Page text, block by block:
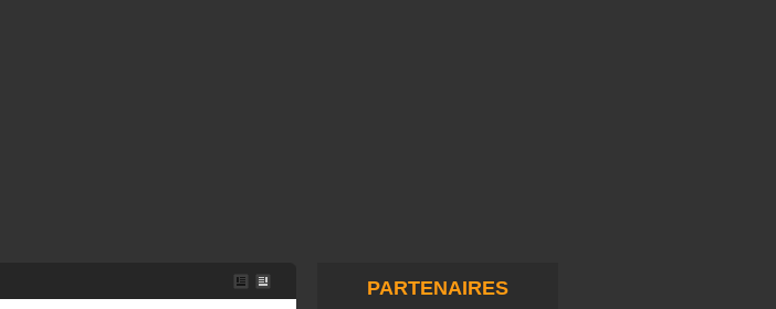
PARTENAIRES